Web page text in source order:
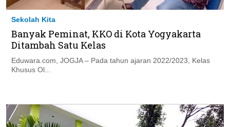
Sekolah Kita
Banyak Peminat, KKO di Kota Yogyakarta
Ditambah Satu Kelas
Eduwara.com, JOGJA – Pada tahun ajaran 2022/2023, Kelas
Khusus Ol...